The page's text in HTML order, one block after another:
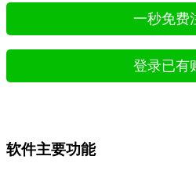
一秒免费
登录已有
软件主要功能